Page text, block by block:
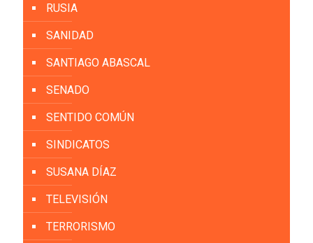
RUSIA
SANIDAD
SANTIAGO ABASCAL
SENADO
SENTIDO COMÚN
SINDICATOS
SUSANA DÍAZ
TELEVISIÓN
TERRORISMO